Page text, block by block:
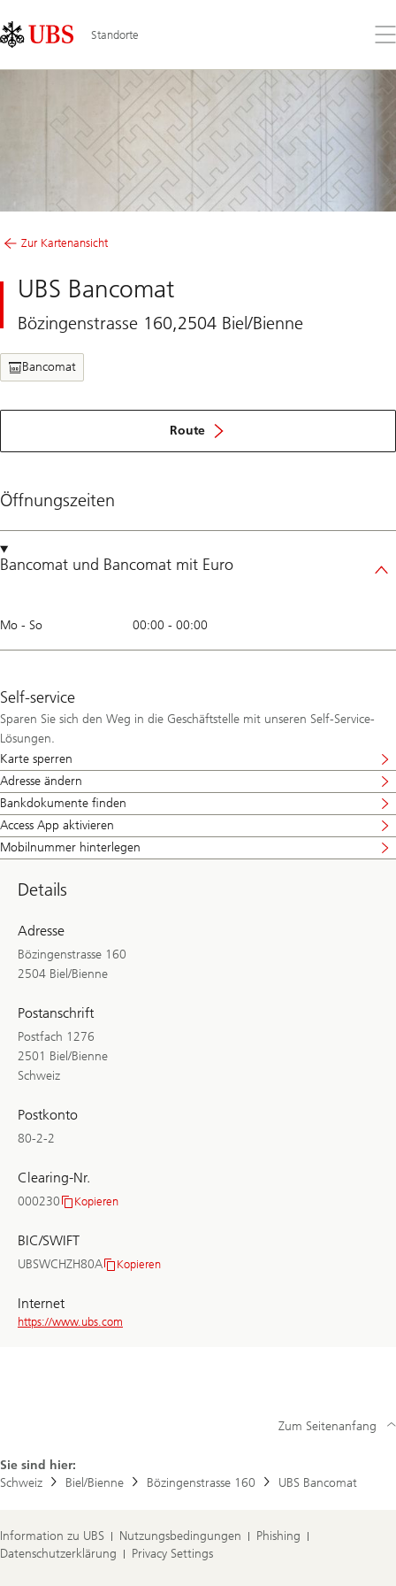
Links
Area
Standorte
Sie
Zur Kartenansicht
UBS Bancomat
Bözingenstrasse 160,2504 Biel/Bienne
Bancomat
Route
Öffnungszeiten
Bancomat und Bancomat mit Euro
Mo - So 00:00 - 00:00
Self-service
Sparen Sie sich den Weg in die Geschäftstelle mit unseren Self-Service-
Lösungen.
Karte sperren
Adresse ändern
Bankdokumente finden
Access App aktivieren
Mobilnummer hinterlegen
Details
Adresse
Bözingenstrasse 160
2504 Biel/Bienne
Postanschrift
Postfach 1276
2501 Biel/Bienne
Schweiz
Postkonto
80-2-2
Clearing-Nr.
000230
Kopieren
BIC/SWIFT
UBSWCHZH80A
Kopieren
Internet
https://www.ubs.com
Sie sind hier:
Schweiz
Biel/Bienne Bözingenstrasse 160 UBS Bancomat
Zum Seitenanfang
Information zu UBS Nutzungsbedingungen
Phishing
Datenschutzerklärung
Privacy Settings